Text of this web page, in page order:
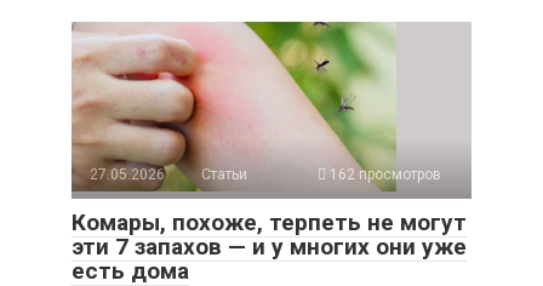
27.05.2026 Статьи 162 просмотров
Комары, похоже, терпеть не могут
эти 7 запахов — и у многих они уже
есть дома